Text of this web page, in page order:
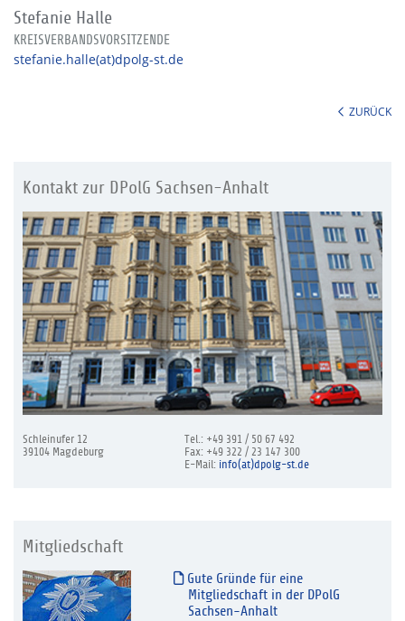
Stefanie Halle
KREISVERBANDSVORSITZENDE
stefanie.halle(at)dpolg-st.de
ZURÜCK
Kontakt zur DPolG Sachsen-Anhalt
Schleinufer 12
39104 Magdeburg
Tel.: +49 391 / 50 67 492
Fax: +49 322 / 23 147 300
E-Mail: info(at)dpolg-st.de
Mitgliedschaft
Gute Gründe für eine
Mitgliedschaft in der DPolG
Sachsen-Anhalt